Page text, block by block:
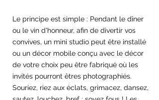
Le principe est simple : Pendant le dîner
ou le vin d'honneur, afin de divertir vos
convives, un mini studio peut être installé
ou un décor mobile conçu avec le décor
de votre choix peu être fabriqué où les
invités pourront êtres photographiés.
Souriez, riez aux éclats, grimacez, dansez,